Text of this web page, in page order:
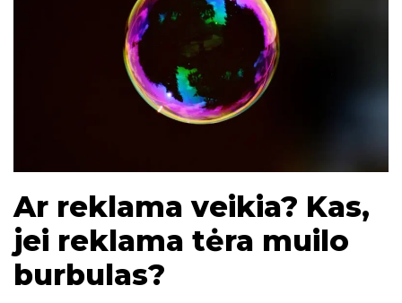
Ar reklama veikia? Kas,
jei reklama tėra muilo
burbulas?